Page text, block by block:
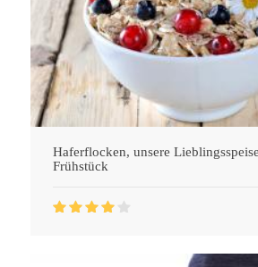
Haferflocken, unsere
Frühstück